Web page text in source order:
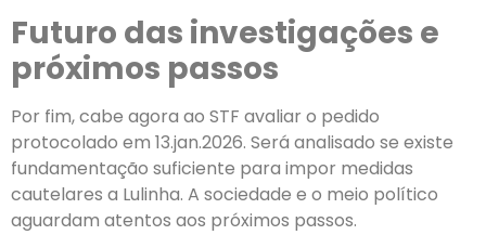
Futuro das investigações e
próximos passos
Por fim, cabe agora ao STF avaliar o pedido
protocolado em 13.jan.2026. Será analisado se existe
fundamentação suficiente para impor medidas
cautelares a Lulinha. A sociedade e o meio político
aguardam atentos aos próximos passos.